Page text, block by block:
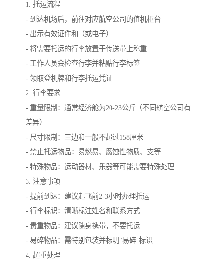
1. 托运流程
- 到达机场后，前往对应航空公司的值机柜台
- 出示有效证件和（或电子）
- 将需要托运的行李放置于传送带上称重
- 工作人员会检查行李并粘贴行李标签
- 领取登机牌和行李托运凭证
2. 行李要求
- 重量限制：通常经济舱为20-23公斤（不同航空公司有
差异）
- 尺寸限制：三边和一般不超过158厘米
- 禁止托运物品：易燃易、腐蚀性物质、支等
- 特殊物品：运动器材、乐器等可能需要特殊处理
3. 注意事项
- 提前到达：建议起飞前2-3小时办理托运
- 行李标识：清晰标注姓名和联系方式
- 贵重物品：建议随身携带，不要托运
- 易碎物品：需特别包装并标明"易碎"标识
4. 超重处理